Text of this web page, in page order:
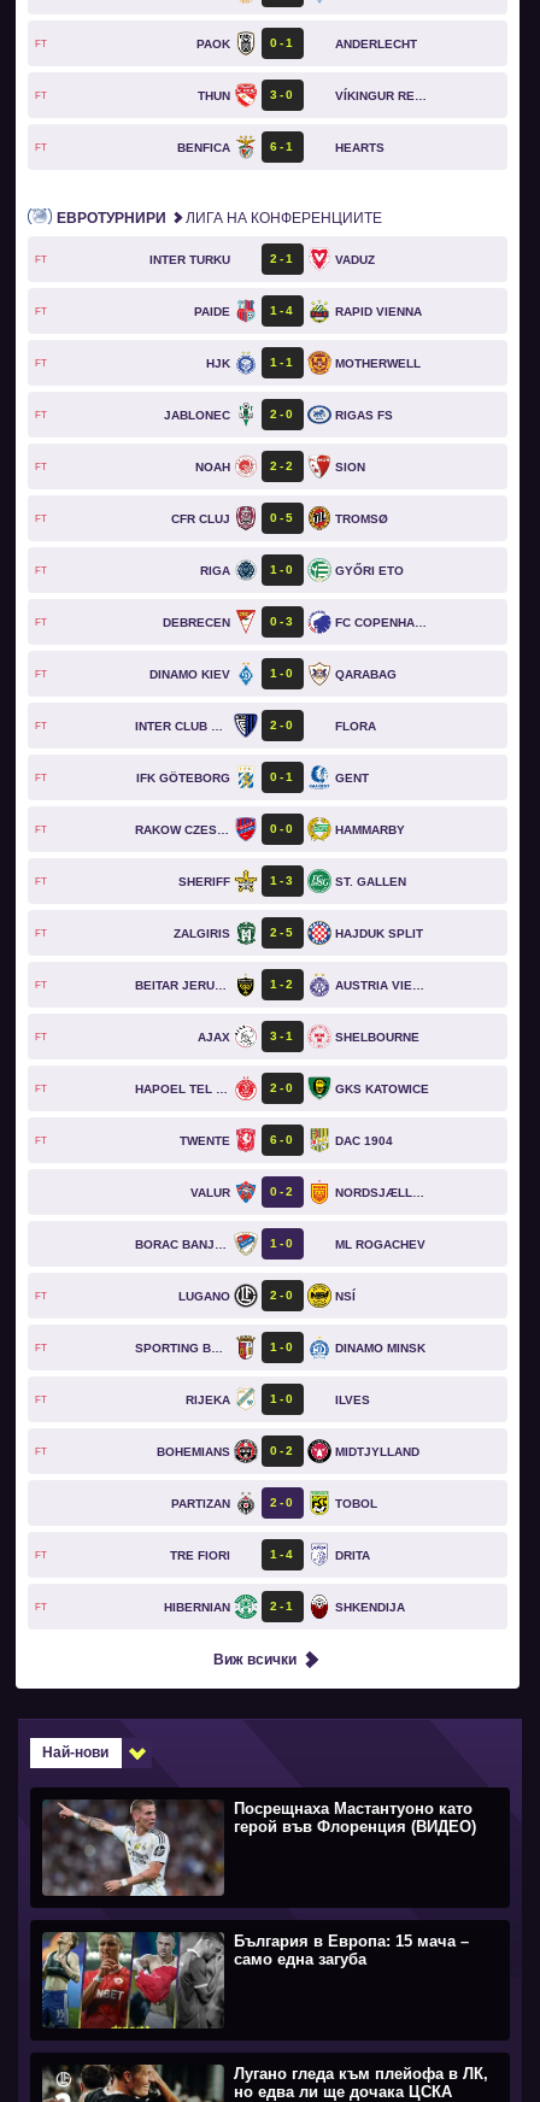
FT PAOK 0 1 ANDERLECHT
FT THUN 3 0
FT BENFICA 6 1 HEARTS
ЕВРОТУРНИРИ ЛИГА НА КОНФЕРЕНЦИИТЕ
FT INTER TURKU 2 1 VADUZ
FT PAIDE 1 4 RAPID VIENNA
FT HJK 1 1 MOTHERWELL
FT JABLONEC 2 0 RIGAS FS
FT NOAH 2 2 SION
FT CFR CLUJ 0 5 TROMSØ
FT RIGA 1 0 GYŐRI ETO
FT DEBRECEN 0 3 FC COPENHAGEN
FT DINAMO KIEV 1 0 QARABAG
FT 2 0 FLORA
FT IFK GÖTEBORG 0 1 GENT
FT RAKOW CZESTOCHOWA 0 0 HAMMARBY
FT SHERIFF 1 3 ST. GALLEN
FT ZALGIRIS 2 5 HAJDUK SPLIT
FT BEITAR JERUSALEM 1 2
FT AJAX 3 1 SHELBOURNE
FT 2 0 GKS KATOWICE
FT TWENTE 6 0 DAC 1904
VALUR 0 2
1 0 ML ROGACHEV
FT LUGANO 2 0 NSÍ
FT SPORTING BRAGA 1 0 DINAMO MINSK
FT RIJEKA 1 0 ILVES
FT BOHEMIANS 0 2 MIDTJYLLAND
PARTIZAN 2 0 TOBOL
FT TRE FIORI 1 4 DRITA
FT HIBERNIAN 2 1 SHKENDIJA
Виж всички
Най-нови
Посрещнаха Мастантуоно като
герой във Флоренция (ВИДЕО)
България в Европа: 15 мача –
само една загуба
Лугано гледа към плейофа в ЛК,
но едва ли ще дочака ЦСКА